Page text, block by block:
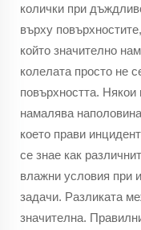
колички при
върху
който значително
колелата просто не
повърхността. Някои
намалява
което прави
се знае как
влажни условия при
задачи. Разликата
значителна.